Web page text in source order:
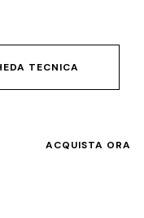
TECNICA
ACQUISTA ORA